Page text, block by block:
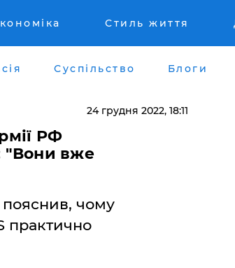
Стиль життя
Суспільство Блоги
24 грудня 2022, 18:11
РФ
"Вони вже
чому
практично